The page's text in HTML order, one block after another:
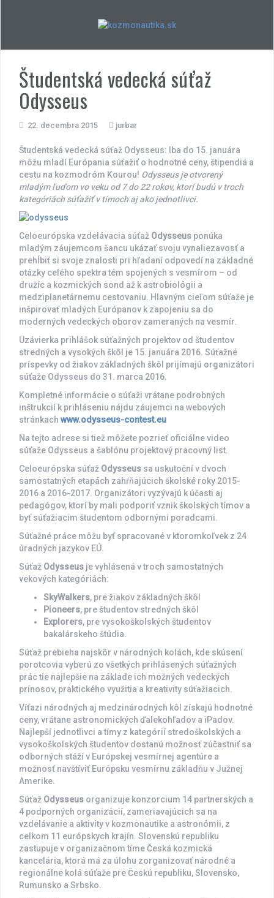
Študentská vedecká súťaž
Odysseus
22. decembra 2015 jurbar
Študentská vedecká súťaž Odysseus: Iba do 15. januára
môžu mladí Európania súťažiť o hodnotné ceny, štipendiá a
cestu na kozmodróm Kourou! Odysseus je otvorený
mladým ľuďom vo veku od 7 do 22 rokov, ktorí budú v troch
kategóriách súťažiť v tímoch aj ako jednotlivci.
Celoeurópska vzdelávacia súťaž Odysseus ponúka
mladým záujemcom šancu ukázať svoju vynaliezavosť a
prehĺbiť si svoje znalosti pri hľadaní odpovedí na základné
otázky celého spektra tém spojených s vesmírom – od
družíc a kozmických sond až k astrobiológii a
medziplanetárnemu cestovaniu. Hlavným cieľom súťaže je
inšpirovať mladých Európanov k zapojeniu sa do
moderných vedeckých oborov zameraných na vesmír.
Uzávierka prihlášok súťažných projektov od študentov
stredných a vysokých škôl je 15. januára 2016. Súťažné
príspevky od žiakov základných škôl prijímajú organizátori
súťaže Odysseus do 31. marca 2016.
Kompletné informácie o súťaži vrátane podrobných
inštrukcií k prihláseniu nájdu záujemci na webových
stránkach www.odysseus-contest.eu
Na tejto adrese si tiež môžete pozrieť oficiálne video
súťaže Odysseus a šablónu projektový pracovný list.
Celoeurópska súťaž Odysseus sa uskutoční v dvoch
samostatných etapách zahŕňajúcich školské roky 2015-
2016 a 2016-2017. Organizátori vyzývajú k účasti aj
pedagógov, ktorí by mali podporiť vznik školských tímov a
byť súťažiacim študentom odbornými poradcami.
Súťažné práce môžu byť spracované v ktoromkoľvek z 24
úradných jazykov EÚ.
Súťaž Odysseus je vyhlásená v troch samostatných
vekových kategóriách:
SkyWalkers, pre žiakov základných škôl
Pioneers, pre študentov stredných škôl
Explorers, pre vysokoškolských študentov
bakalárskeho štúdia.
Súťaž prebieha najskôr v národných kolách, kde skúsení
porotcovia vyberú zo všetkých prihlásených súťažných
prác tie najlepšie na základe ich možných vedeckých
prínosov, praktického využitia a kreativity súťažiacich.
Víťazi národných aj medzinárodných kôl získajú hodnotné
ceny, vrátane astronomických ďalekohľadov a iPadov.
Najlepší jednotlivci a tímy z kategórií stredoškolských a
vysokoškolských študentov dostanú možnosť zúčastniť sa
odborných stáží v Európskej vesmírnej agentúre a
možnosť navštíviť Európsku vesmírnu základňu v Južnej
Amerike.
Súťaž Odysseus organizuje konzorcium 14 partnerských a
4 podporných organizácií, zameriavajúcich sa na
vzdelávanie a aktivity v kozmonautike a astronómii, z
celkom 11 európskych krajín. Slovenskú republiku
zastupuje v organizačnom tíme Česká kozmická
kancelária, ktorá má za úlohu zorganizovať národné a
regionálne kolá súťaže pre Českú republiku, Slovensko,
Rumunsko a Srbsko.